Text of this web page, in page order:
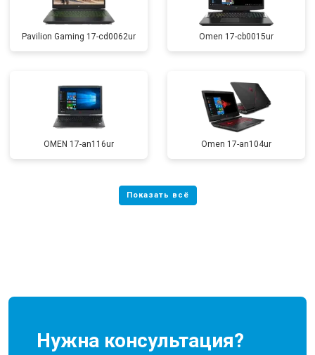
Pavilion Gaming 17-cd0062ur Omen 17-cb0015ur
OMEN 17-an116ur Omen 17-an104ur
Нужна консультация?